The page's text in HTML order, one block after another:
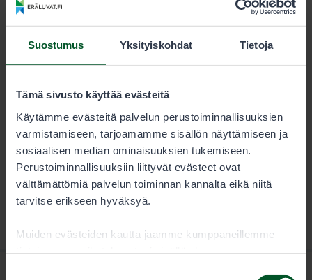
Suostumus Yksityiskohdat Tietoja
Tämä sivusto käyttää evästeitä
Käytämme evästeitä palvelun perustoiminnallisuuksien
varmistamiseen, tarjoamamme sisällön näyttämiseen ja
sosiaalisen median ominaisuuksien tukemiseen.
Perustoiminnallisuuksiin liittyvät evästeet ovat
välttämättömiä palvelun toiminnan kannalta eikä niitä
tarvitse erikseen hyväksyä.
Muiden evästeiden kautta jaamme kumppaneillemme
KESTO
Kausi 12,00 €
Pyydyslupa on pyynti- tai venekuntakohtainen, ja se on